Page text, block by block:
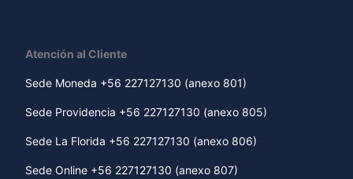
Atención al Cliente
Sede Moneda +56 227127130 (anexo 801)
Sede Providencia +56 227127130 (anexo 805)
Sede La Florida +56 227127130 (anexo 806)
Sede Online +56 227127130 (anexo 807)